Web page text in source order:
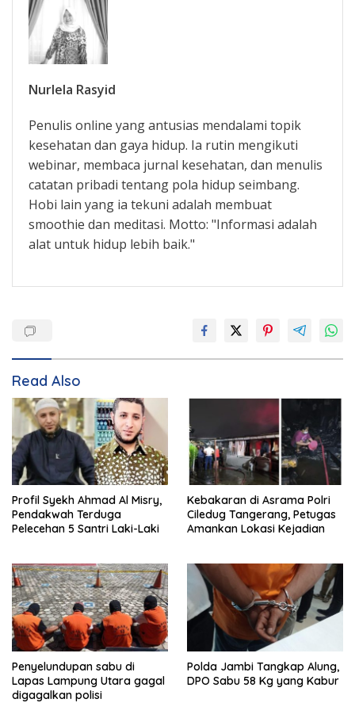
Nurlela Rasyid
Penulis online yang antusias mendalami topik
kesehatan dan gaya hidup. Ia rutin mengikuti
webinar, membaca jurnal kesehatan, dan menulis
catatan pribadi tentang pola hidup seimbang.
Hobi lain yang ia tekuni adalah membuat
smoothie dan meditasi. Motto: "Informasi adalah
alat untuk hidup lebih baik."
Read Also
Profil Syekh Ahmad Al Misry,
Pendakwah Terduga
Pelecehan 5 Santri Laki-Laki
Kebakaran di Asrama Polri
Ciledug Tangerang, Petugas
Amankan Lokasi Kejadian
Penyelundupan sabu di
Lapas Lampung Utara gagal
digagalkan polisi
Polda Jambi Tangkap Alung,
DPO Sabu 58 Kg yang Kabur